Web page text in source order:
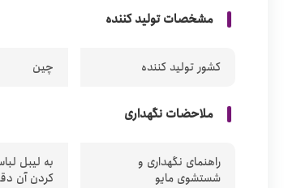
مشخصات تولید کننده
کشور تولید کننده چین
ملاحضات نگهداری
راهنمای نگهداری و
شستشوی مایو
به لیبل
کردن آن